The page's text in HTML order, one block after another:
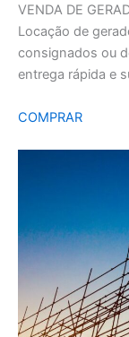
VENDA DE
Locação de
consignados ou
entrega rápida e
COMPRAR